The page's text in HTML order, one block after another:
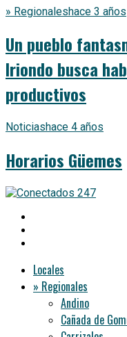
» Regionaleshace 3 años
Un pueblo
Iriondo busca
productivos
Noticiashace 4 años
Horarios Güemes
Locales
» Regionales
Andino
Cañada de